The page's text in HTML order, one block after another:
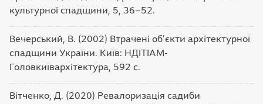
культурної спадщини, 5, 36–52.
Вечерський, В. (2002) Втрачені об’єкти архітектурної
спадщини України. Київ: НДІТІАМ-
Головкиївархітектура, 592 с.
Вітченко, Д. (2020) Ревалоризація садиби